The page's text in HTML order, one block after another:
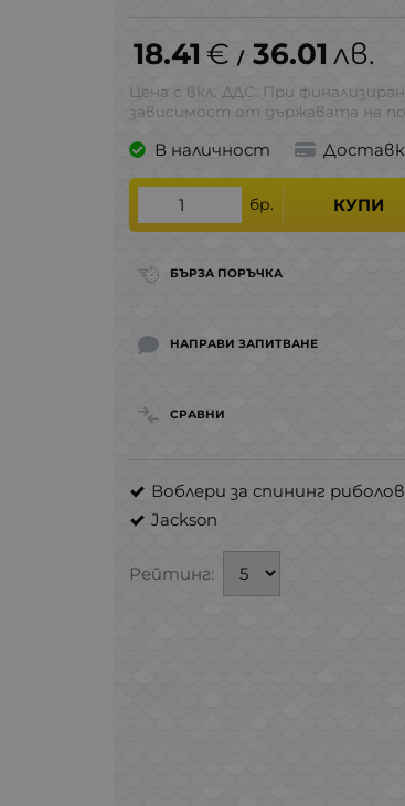
18.41 € / 36.01 лв.
Цена с вкл. ДДС. При
зависимост от държавата на
В наличност
бр. КУПИ
БЪРЗА ПОРЪЧКА
НАПРАВИ ЗАПИТВАНЕ
СРАВНИ
Воблери за спининг риболов
Jackson
Рейтинг: